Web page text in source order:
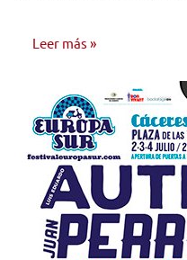
Leer más
NOTICIAS